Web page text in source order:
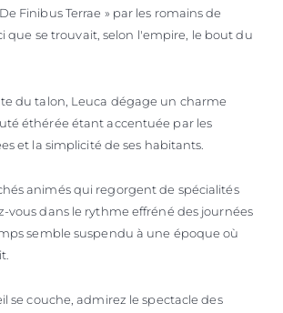
Finibus Terrae » par les romains de
que se trouvait, selon l'empire, le bout du
du talon, Leuca dégage un charme
éthérée étant accentuée par les
et la simplicité de ses habitants.
animés qui regorgent de spécialités
vous dans le rythme effréné des journées
semble suspendu à une époque où
se couche, admirez le spectacle des